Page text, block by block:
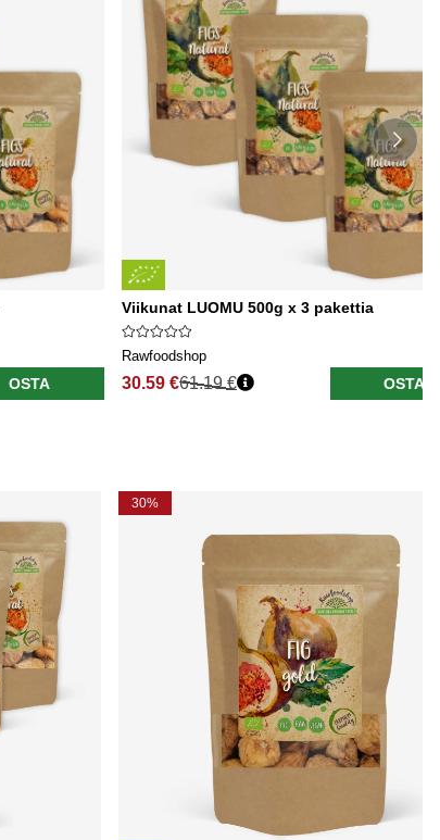
OSTA
Viikunat LUOMU 500g x 3 pakettia
Rawfoodshop
30.59 €61.19 € OSTA
30%